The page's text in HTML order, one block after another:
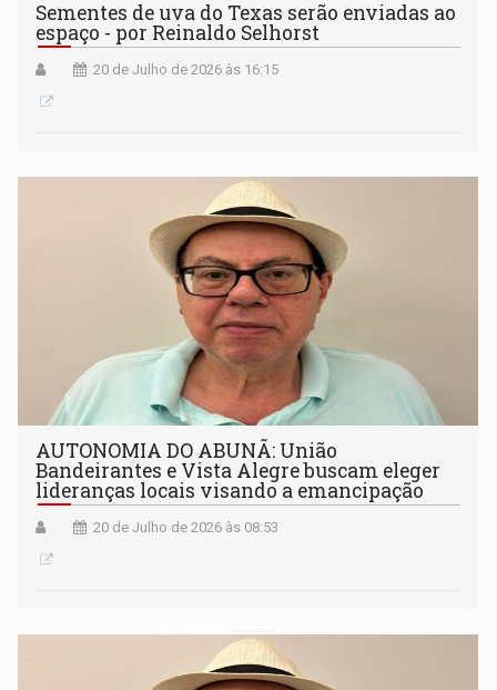
Sementes de uva do Texas serão enviadas ao
espaço - por Reinaldo Selhorst
20 de Julho de 2026 às 16:15
AUTONOMIA DO ABUNÃ: União
Bandeirantes e Vista Alegre buscam eleger
lideranças locais visando a emancipação
20 de Julho de 2026 às 08:53